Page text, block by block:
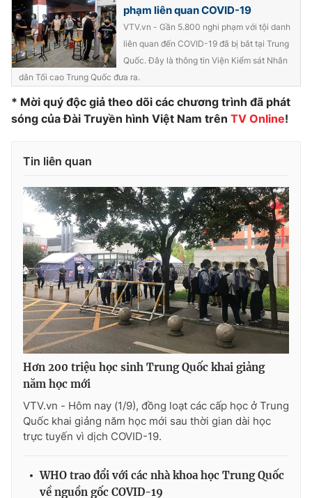
VTV Sức khoẻ Bất động sản
Thị trường 24h Tấm lòng Việt
VTV4 Vươn mình bằng AI
THỜI BÁO VTV
Theo dõi báo trên
Cơ quan chủ quản:Đài Truyền hình Việt Nam
Cơ quan báo chí:
Giấy phép hoạt động báo in và báo điện tử số 483/GP-BTTTT
cấp ngày 29/12/2023
Tổng Biên tập:Vũ Thanh Thủy
Tổng đài VTV:024.38 355 931 - 024.38 355 932
phạm liên quan COVID-19
VTV.vn - Gần 5.800 nghi phạm với tội danh
liên quan đến COVID-19 đã bị bắt tại Trung
Quốc. Đây là thông tin Viện Kiểm sát Nhân
dân Tối cao Trung Quốc đưa ra.
* Mời quý độc giả theo dõi các chương trình đã phát
sóng của Đài Truyền hình Việt Nam trên TV Online!
Tin liên quan
Hơn 200 triệu học sinh Trung Quốc khai giảng
năm học mới
VTV.vn - Hôm nay (1/9), đồng loạt các cấp học ở Trung
Quốc khai giảng năm học mới sau thời gian dài học
trực tuyến vì dịch COVID-19.
WHO trao đổi với các nhà khoa học Trung Quốc
về nguồn gốc COVID-19